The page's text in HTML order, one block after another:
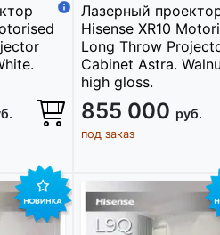
Лазерный
Hisense XR10
Long Throw
Cabinet Astra.
high gloss.
855 000 руб.
под заказ